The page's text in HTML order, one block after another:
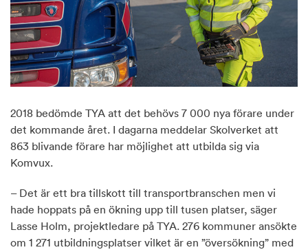
2018 bedömde TYA att det behövs 7 000 nya förare under
det kommande året. I dagarna meddelar Skolverket att
863 blivande förare har möjlighet att utbilda sig via
Komvux.
– Det är ett bra tillskott till transportbranschen men vi
hade hoppats på en ökning upp till tusen platser, säger
Lasse Holm, projektledare på TYA. 276 kommuner ansökte
om 1 271 utbildningsplatser vilket är en ”översökning” med